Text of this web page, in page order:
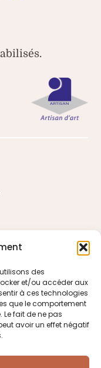
des
et/ou accéder aux
à ces technologies
que le comportement
Le fait de ne pas
avoir un effet négatif